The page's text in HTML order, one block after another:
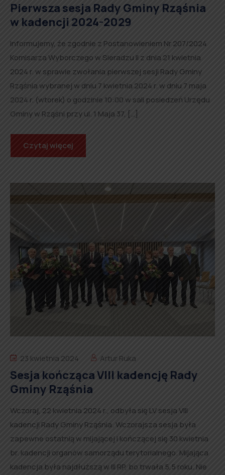
Pierwsza sesja Rady Gminy Rząśnia
w kadencji 2024-2029
Informujemy, że zgodnie z Postanowieniem Nr 207/2024
Komisarza Wyborczego w Sieradzu II z dnia 21 kwietnia
2024 r. w sprawie zwołania pierwszej sesji Rady Gminy
Rząśnia wybranej w dniu 7 kwietnia 2024 r. w dniu 7 maja
2024 r. (wtorek) o godzinie 10:00 w sali posiedzeń Urzędu
Gminy w Rząśni przy ul. 1 Maja 37, […]
Czytaj więcej
23 kwietnia 2024 Artur Ruka
Sesja kończąca VIII kadencję Rady
Gminy Rząśnia
Wczoraj, 22 kwietnia 2024 r., odbyła się LV sesja VIII
kadencji Rady Gminy Rząśnia. Wczorajsza sesja była
zapewne ostatnią w mijającej i kończącej się 30 kwietnia
br. kadencji organów samorządu terytorialnego. Mijająca
kadencja była najdłuższą w III RP, bo trwała 5,5 roku. Nie